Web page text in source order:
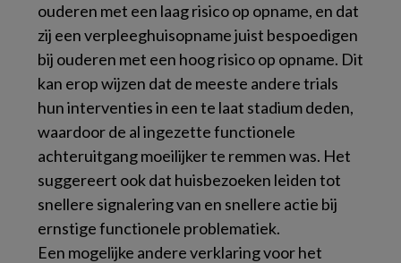
ouderen met een laag risico op opname, en dat
zij een verpleeghuisopname juist bespoedigen
bij ouderen met een hoog risico op opname. Dit
kan erop wijzen dat de meeste andere trials
hun interventies in een te laat stadium deden,
waardoor de al ingezette functionele
achteruitgang moeilijker te remmen was. Het
suggereert ook dat huisbezoeken leiden tot
snellere signalering van en snellere actie bij
ernstige functionele problematiek.
Een mogelijke andere verklaring voor het